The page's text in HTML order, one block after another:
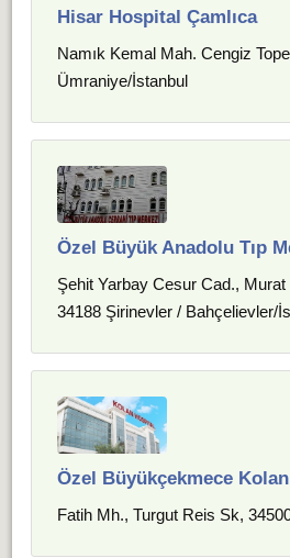
Hisar Hospital Çamlıca
Namık Kemal Mah. Cengiz
Ümraniye/İstanbul
Özel Büyük Anadolu Tıp
Şehit Yarbay Cesur Cad.,
34188 Şirinevler / Bahçelievler/
Özel Büyükçekmece
Fatih Mh., Turgut Reis Sk,